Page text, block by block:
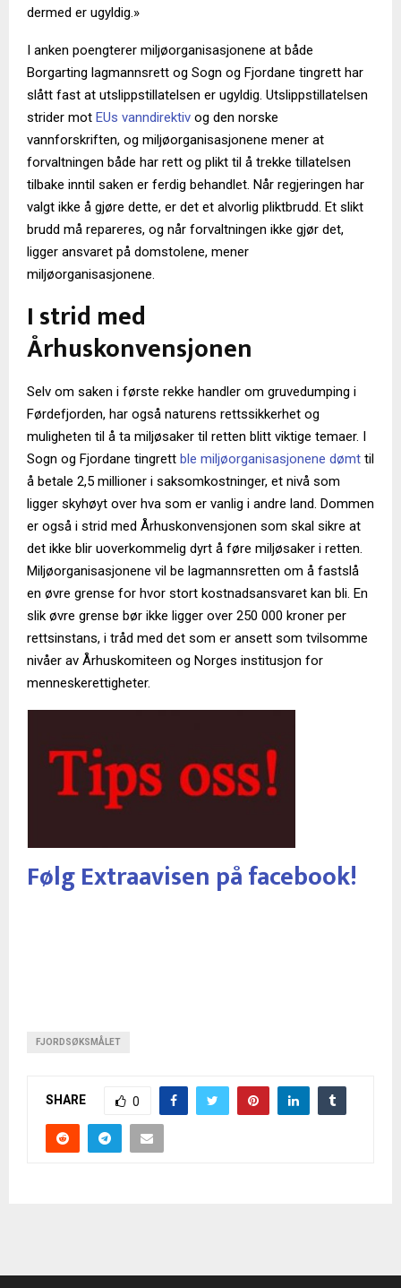
dermed er ugyldig.»
I anken poengterer miljøorganisasjonene at både
Borgarting lagmannsrett og Sogn og Fjordane tingrett har
slått fast at utslippstillatelsen er ugyldig. Utslippstillatelsen
strider mot EUs vanndirektiv og den norske
vannforskriften, og miljøorganisasjonene mener at
forvaltningen både har rett og plikt til å trekke tillatelsen
tilbake inntil saken er ferdig behandlet. Når regjeringen har
valgt ikke å gjøre dette, er det et alvorlig pliktbrudd. Et slikt
brudd må repareres, og når forvaltningen ikke gjør det,
ligger ansvaret på domstolene, mener
miljøorganisasjonene.
I strid med
Århuskonvensjonen
Selv om saken i første rekke handler om gruvedumping i
Førdefjorden, har også naturens rettssikkerhet og
muligheten til å ta miljøsaker til retten blitt viktige temaer. I
Sogn og Fjordane tingrett ble miljøorganisasjonene dømt til
å betale 2,5 millioner i saksomkostninger, et nivå som
ligger skyhøyt over hva som er vanlig i andre land. Dommen
er også i strid med Århuskonvensjonen som skal sikre at
det ikke blir uoverkommelig dyrt å føre miljøsaker i retten.
Miljøorganisasjonene vil be lagmannsretten om å fastslå
en øvre grense for hvor stort kostnadsansvaret kan bli. En
slik øvre grense bør ikke ligger over 250 000 kroner per
rettsinstans, i tråd med det som er ansett som tvilsomme
nivåer av Århuskomiteen og Norges institusjon for
menneskerettigheter.
Følg Extraavisen på facebook!
FJORDSØKSMÅLET
SHARE 0